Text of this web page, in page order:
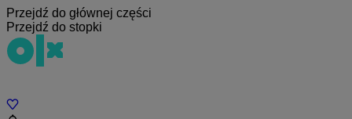
Przejdź do głównej części
Przejdź do stopki